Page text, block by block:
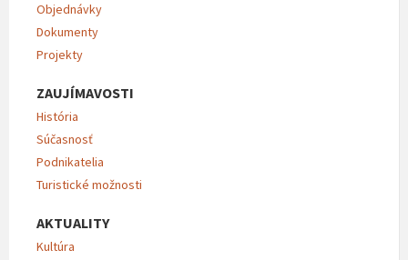
Objednávky
Dokumenty
Projekty
ZAUJÍMAVOSTI
História
Súčasnosť
Podnikatelia
Turistické možnosti
AKTUALITY
Kultúra